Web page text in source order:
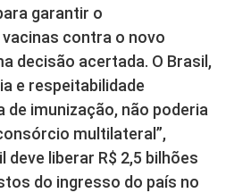
garantir o
contra o novo
decisão acertada. O Brasil,
e respeitabilidade
de imunização, não poderia
multilateral”,
deve liberar R$ 2,5 bilhões
do ingresso do país no